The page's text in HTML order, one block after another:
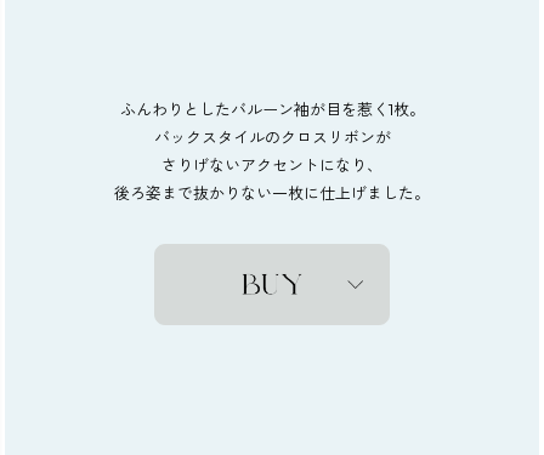
ふんわりとしたバルーン袖が目を惹く1枚。
バックスタイルのクロスリボンが
さりげないアクセントになり、
後ろ姿まで抜かりない一枚に仕上げました。